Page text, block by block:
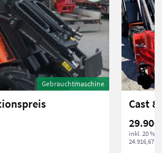
Gebrauchtmaschine
Cast
29.900
inkl. 20 %
24.916,67 €